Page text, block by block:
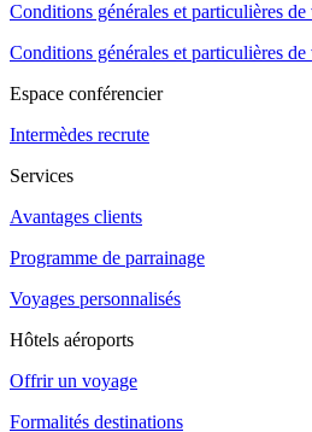
Conditions générales et particulières de
Conditions générales et particulières de
Espace conférencier
Intermèdes recrute
Services
Avantages clients
Programme de parrainage
Voyages personnalisés
Hôtels aéroports
Offrir un voyage
Formalités destinations